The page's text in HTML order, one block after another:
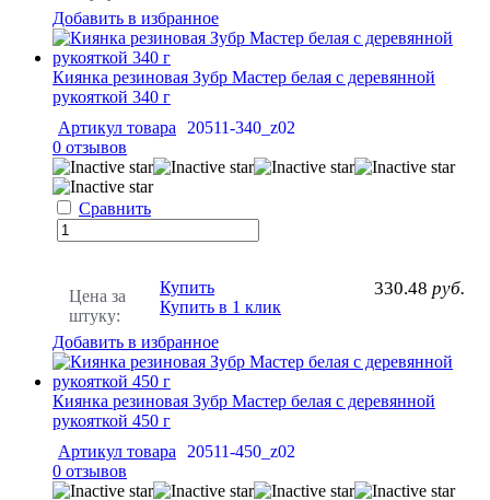
Добавить в избранное
Киянка резиновая Зубр Мастер белая с деревянной
рукояткой 340 г
Артикул товара
20511-340_z02
0 отзывов
Сравнить
Цена за
штуку:
330.48 руб.
Купить
Купить в 1 клик
Добавить в избранное
Киянка резиновая Зубр Мастер белая с деревянной
рукояткой 450 г
Артикул товара
20511-450_z02
0 отзывов